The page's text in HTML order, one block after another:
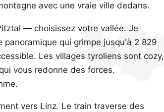
avec une vraie ville dedans.
— choisissez votre vallée. Je
qui grimpe jusqu'à 2 829
Les villages tyroliens sont cozy,
vous redonne des forces.
vers Linz. Le train traverse des